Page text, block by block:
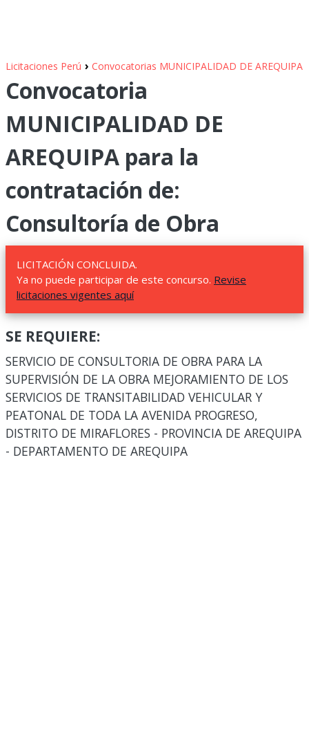
Licitaciones Perú › Convocatorias MUNICIPALIDAD DE AREQUIPA
Convocatoria
MUNICIPALIDAD DE
AREQUIPA para la
contratación de:
Consultoría de Obra
LICITACIÓN CONCLUIDA.
Ya no puede participar de este concurso. Revise
licitaciones vigentes aquí
SE REQUIERE:
SERVICIO DE CONSULTORIA DE OBRA PARA LA
SUPERVISIÓN DE LA OBRA MEJORAMIENTO DE LOS
SERVICIOS DE TRANSITABILIDAD VEHICULAR Y
PEATONAL DE TODA LA AVENIDA PROGRESO,
DISTRITO DE MIRAFLORES - PROVINCIA DE AREQUIPA
- DEPARTAMENTO DE AREQUIPA